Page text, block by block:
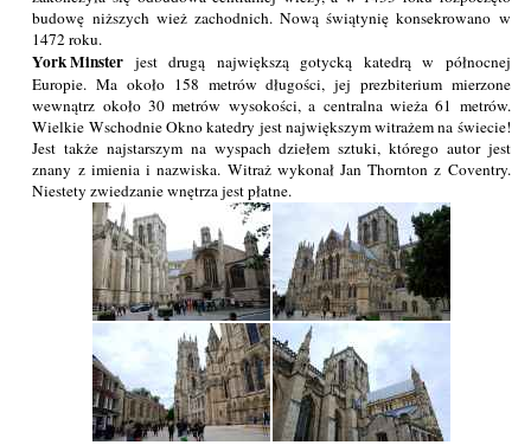
budowę niższych wież zachodnich. Nową świątynię konsekrowano w
1472 roku.
York Minster jest drugą największą gotycką katedrą w północnej
Europie. Ma około 158 metrów długości, jej prezbiterium mierzone
wewnątrz około 30 metrów wysokości, a centralna wieża 61 metrów.
Wielkie Wschodnie Okno katedry jest największym witrażem na świecie!
Jest także najstarszym na wyspach dziełem sztuki, którego autor jest
znany z imienia i nazwiska. Witraż wykonał Jan Thornton z Coventry.
Niestety zwiedzanie wnętrza jest płatne.